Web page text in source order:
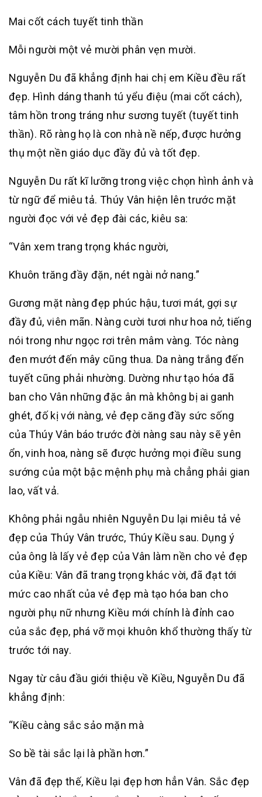
Mai cốt cách tuyết tinh thần
Mỗi người một vẻ mười phân vẹn mười.
Nguyễn Du đã khẳng định hai chị em Kiều đều rất
đẹp. Hình dáng thanh tú yểu điệu (mai cốt cách),
tâm hồn trong tráng như sương tuyết (tuyết tinh
thần). Rõ ràng họ là con nhà nề nếp, được hưởng
thụ một nền giáo dục đầy đủ và tốt đẹp.
Nguyễn Du rất kĩ lưỡng trong việc chọn hình ảnh và
từ ngữ để miêu tả. Thúy Vân hiện lên trước mặt
người đọc với vẻ đẹp đài các, kiêu sa:
“Vân xem trang trọng khác người,
Khuôn trăng đầy đặn, nét ngài nở nang.”
Gương mặt nàng đẹp phúc hậu, tươi mát, gợi sự
đầy đủ, viên mãn. Nàng cười tươi như hoa nở, tiếng
nói trong như ngọc rơi trên mâm vàng. Tóc nàng
đen mướt đến mây cũng thua. Da nàng trắng đến
tuyết cũng phải nhường. Dường như tạo hóa đã
ban cho Vân những đặc ân mà không bị ai ganh
ghét, đố kị với nàng, vẻ đẹp căng đầy sức sống
của Thúy Vân báo trước đời nàng sau này sẽ yên
ổn, vinh hoa, nàng sẽ được hưởng mọi điều sung
sướng của một bậc mệnh phụ mà chẳng phải gian
lao, vất vả.
Không phải ngẫu nhiên Nguyễn Du lại miêu tả vẻ
đẹp của Thúy Vân trước, Thúy Kiều sau. Dụng ý
của ông là lấy vẻ đẹp của Vân làm nền cho vẻ đẹp
của Kiều: Vân đã trang trọng khác vời, đã đạt tới
mức cao nhất của vẻ đẹp mà tạo hóa ban cho
người phụ nữ nhưng Kiều mới chính là đỉnh cao
của sắc đẹp, phá vỡ mọi khuôn khổ thường thấy từ
trước tới nay.
Ngay từ câu đầu giới thiệu về Kiều, Nguyễn Du đã
khẳng định:
“Kiều càng sắc sảo mặn mà
So bề tài sắc lại là phần hơn.”
Vân đã đẹp thế, Kiều lại đẹp hơn hẳn Vân. Sắc đẹp